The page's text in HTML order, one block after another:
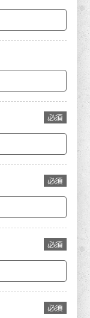
必須
必須
必須
必須